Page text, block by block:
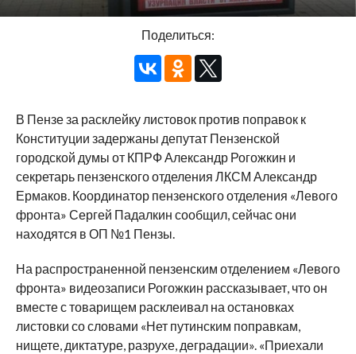
Поделиться:
В Пензе за расклейку листовок против поправок к
Конституции задержаны депутат Пензенской
городской думы от КПРФ Александр Рогожкин и
секретарь пензенского отделения ЛКСМ Александр
Ермаков. Координатор пензенского отделения «Левого
фронта» Сергей Падалкин сообщил, сейчас они
находятся в ОП №1 Пензы.
На распространенной пензенским отделением «Левого
фронта» видеозаписи Рогожкин рассказывает, что он
вместе с товарищем расклеивал на остановках
листовки со словами «Нет путинским поправкам,
нищете, диктатуре, разрухе, деградации». «Приехали